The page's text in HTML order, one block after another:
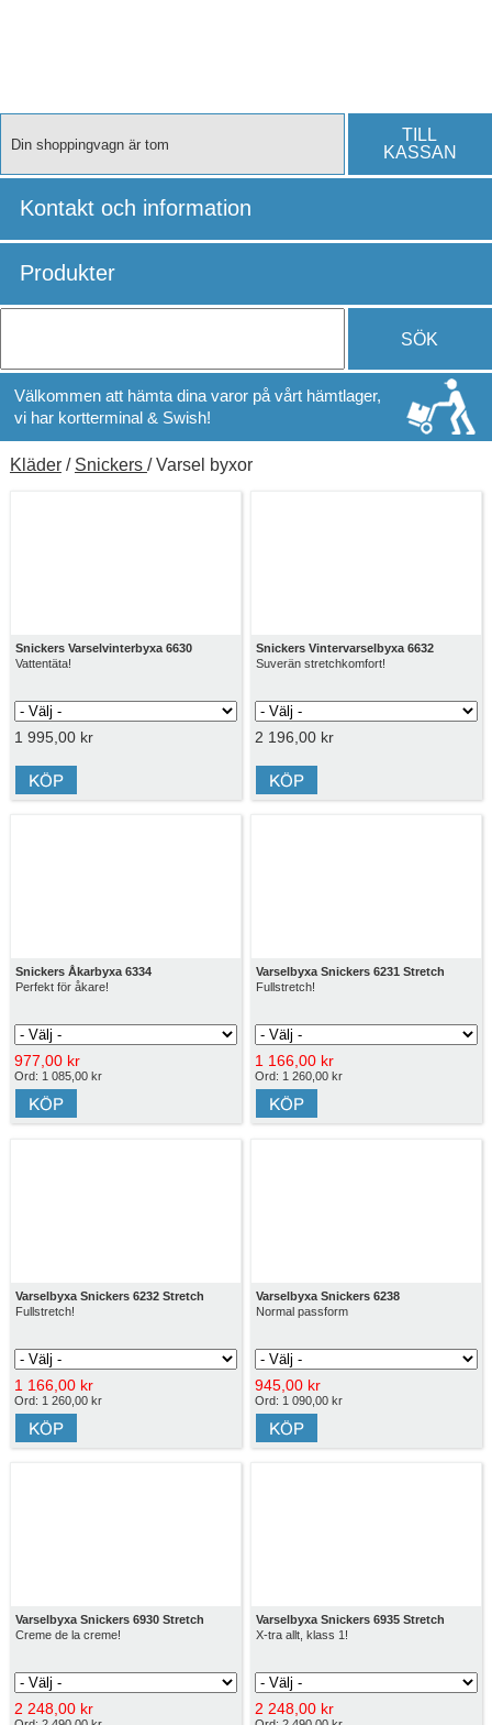
TILL
KASSAN
Din shoppingvagn är tom
Kontakt och information
SÖK
Välkommen att hämta dina varor på vårt hämtlager,
vi har kortterminal & Swish!
Produkter
Kläder/ Snickers / Varsel byxor
Snickers Varselvinterbyxa 6630
Vattentäta!
1 995,00 kr
Snickers Vintervarselbyxa 6632
Suverän stretchkomfort!
2 196,00 kr
Snickers Åkarbyxa 6334
Perfekt för åkare!
977,00 kr
Ord: 1 085,00 kr
Varselbyxa Snickers 6231 Stretch
Fullstretch!
1 166,00 kr
Ord: 1 260,00 kr
Varselbyxa Snickers 6232 Stretch
Fullstretch!
1 166,00 kr
Ord: 1 260,00 kr
Varselbyxa Snickers 6238
Normal passform
945,00 kr
Ord: 1 090,00 kr
Varselbyxa Snickers 6930 Stretch
Creme de la creme!
2 248,00 kr
Varselbyxa Snickers 6935 Stretch
X-tra allt, klass 1!
2 248,00 kr